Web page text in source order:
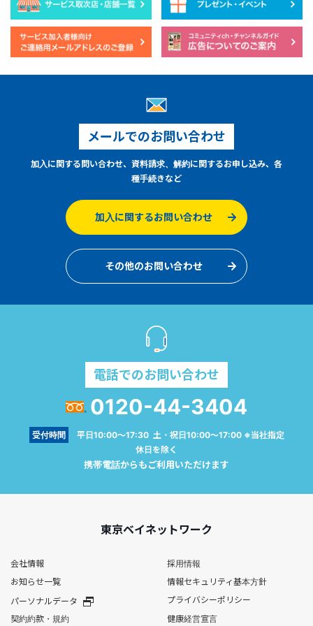
メールでのお問い合わせ
加入に関する問い合わせ、資料請求、解約に関するお申し込み、各
種手続きなど
加入に関するお問い合わせ
その他のお問い合わせ
電話でのお問い合わせ
0120-44-3404
受付時間
平日10:00～17:30 土・祝日10:00～17:00 ※当社指定
休日を除く
携帯電話からもご利用いただけます
東京ベイネットワーク
会社情報
採用情報
お知らせ一覧
情報セキュリティ基本方針
パーソナルデータ
プライバシーポリシー
契約約款・規約
健康経営宣言